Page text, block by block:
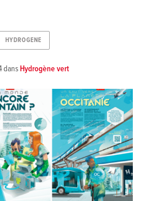
HYDROGENE
dansHydrogène vert